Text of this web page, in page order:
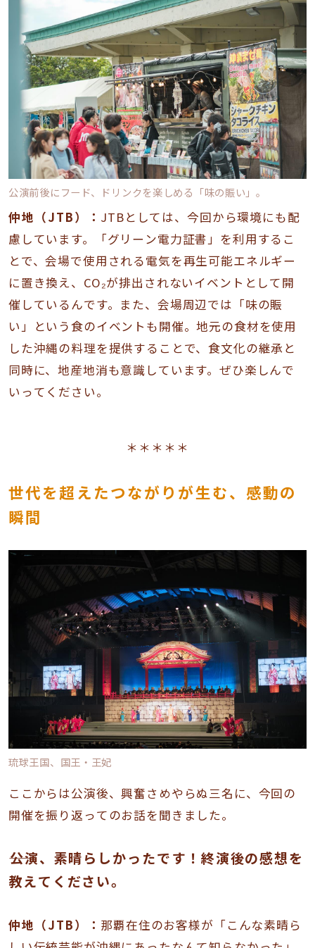
公演前後にフード、ドリンクを楽しめる「味の賑い」。
仲地（JTB）： JTBとしては、今回から環境にも配
慮しています。「グリーン電力証書」を利用するこ
とで、会場で使用される電気を再生可能エネルギー
に置き換え、CO₂が排出されないイベントとして開
催しているんです。また、会場周辺では「味の賑
い」という食のイベントも開催。地元の食材を使用
した沖縄の料理を提供することで、食文化の継承と
同時に、地産地消も意識しています。ぜひ楽しんで
いってください。
＊＊＊＊＊
世代を超えたつながりが生む、感動の
瞬間
琉球王国、国王・王妃
ここからは公演後、興奮さめやらぬ三名に、今回の
開催を振り返ってのお話を聞きました。
――公演、素晴らしかったです！終演後の感想を
教えてください。
仲地（JTB）： 那覇在住のお客様が「こんな素晴ら